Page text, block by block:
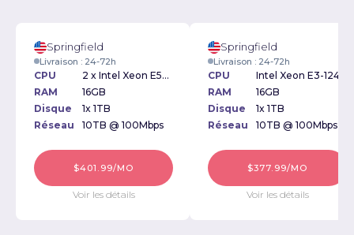
Springfield
Livraison : 24-72h
CPU
2 x Intel Xeon E5620 2.40Ghz
RAM
16GB
Disque
1x 1TB
Réseau
10TB @ 100Mbps
$401.99/MO
Voir les détails
Springfield
Livraison : 24-72h
CPU
RAM
16GB
Disque
1x 1TB
Réseau
10TB @ 100Mbps
$377.99/MO
Voir les détails